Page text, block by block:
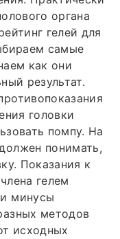
органа
гелей для
самые
как они
результат.
головки
помпу. На
понимать,
Показания к
гелем
минусы
методов
исходных